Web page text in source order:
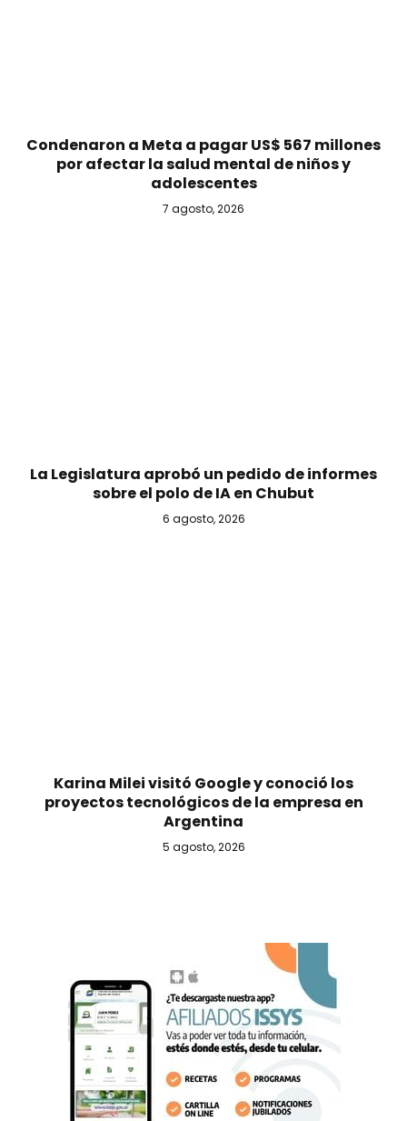
Condenaron a Meta a pagar US$ 567 millones
por afectar la salud mental de niños y
adolescentes
7 agosto, 2026
La Legislatura aprobó un pedido de informes
sobre el polo de IA en Chubut
6 agosto, 2026
Karina Milei visitó Google y conoció los
proyectos tecnológicos de la empresa en
Argentina
5 agosto, 2026